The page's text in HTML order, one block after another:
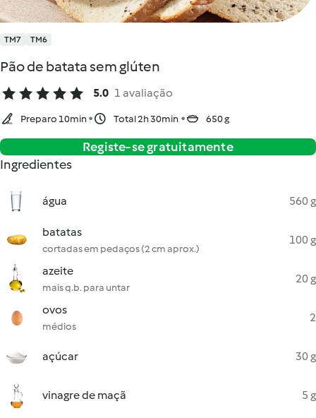
TM7 TM6
Pão de batata sem glúten
5.0 1 avaliação
Preparo 10min Total 2h 30min 650 g
Registe-se gratuitamente
Ingredientes
água 560 g
batatas
cortadas em pedaços (2 cm aprox.)
100 g
azeite
mais q.b. para untar
20 g
ovos
médios
2
açúcar 30 g
vinagre de maçã 5 g